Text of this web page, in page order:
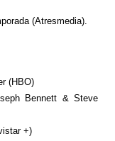
(Atresmedia).
(HBO)
Bennett & Steve
+)